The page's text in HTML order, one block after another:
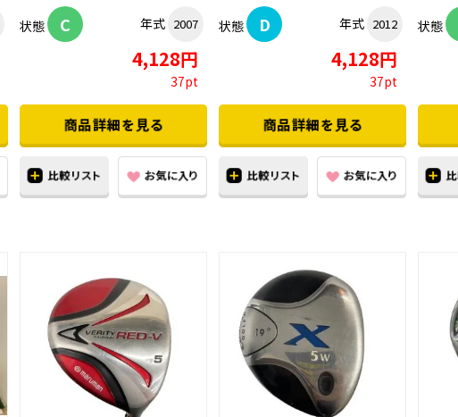
状態 C 年式 2007
4,128円
37pt
状態 D 年式 2012
4,128円
37pt
状態